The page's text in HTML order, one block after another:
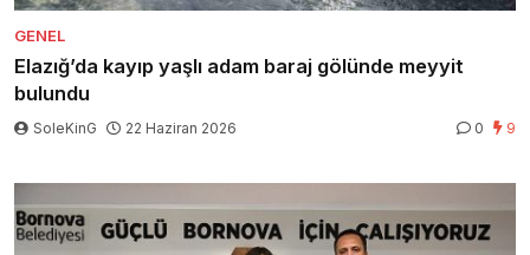
GENEL
Elazığ’da kayıp yaşlı adam baraj gölünde meyyit
bulundu
SoleKinG 22 Haziran 2026 0 9